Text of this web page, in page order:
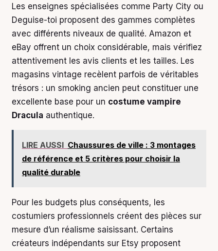
Les enseignes spécialisées comme Party City ou
Deguise-toi proposent des gammes complètes
avec différents niveaux de qualité. Amazon et
eBay offrent un choix considérable, mais vérifiez
attentivement les avis clients et les tailles. Les
magasins vintage recèlent parfois de véritables
trésors : un smoking ancien peut constituer une
excellente base pour un costume vampire
Dracula authentique.
LIRE AUSSI Chaussures de ville : 3 montages
de référence et 5 critères pour choisir la
qualité durable
Pour les budgets plus conséquents, les
costumiers professionnels créent des pièces sur
mesure d’un réalisme saisissant. Certains
créateurs indépendants sur Etsy proposent